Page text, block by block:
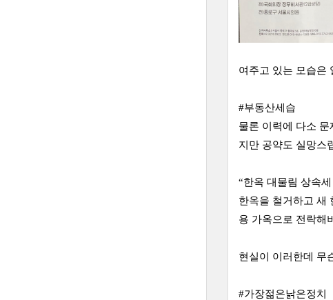
여주고 있는 모습은
#부동산세습
물론 이력에 다소
지만 공약도 실망스
“한옥 대물림 상속
한옥을 철거하고 새
용 가옥으로 전락해
현실이 이러한데 무
#가장젊은낡은정치